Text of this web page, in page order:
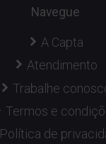
Navegue
A Capta
Atendimento
Trabalhe
Termos e
Política de